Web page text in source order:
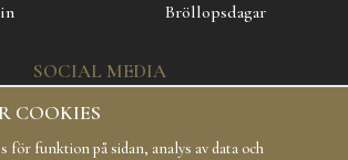
Bröllopsdagar
SOCIAL MEDIA
COOKIES
för funktion på sidan, analys av data och